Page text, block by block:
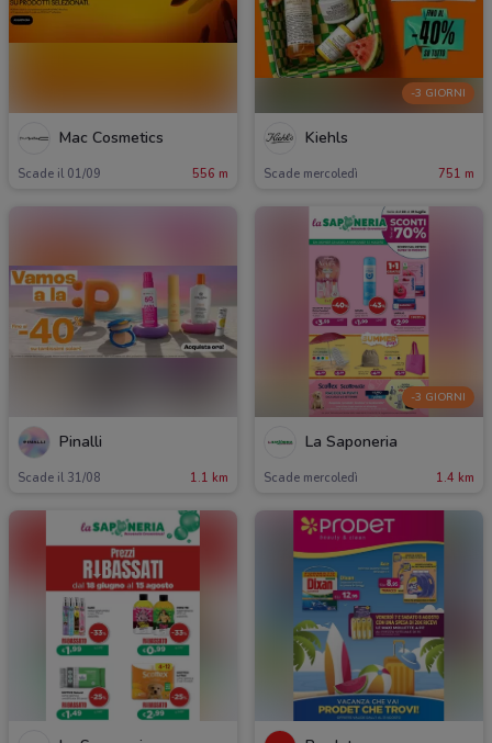
Mac Cosmetics
Scade il 01/09 556 m
-3 GIORNI
Kiehls
Scade mercoledì 751 m
Pinalli
Scade il 31/08 1.1 km
-3 GIORNI
La Saponeria
Scade mercoledì 1.4 km